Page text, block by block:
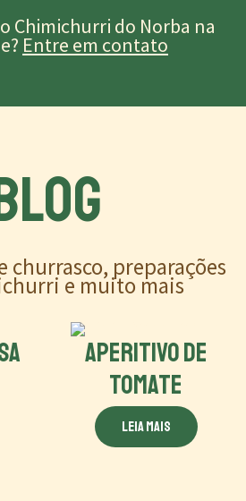
Chimichurri do Norba na
Entre em contato
churrasco, preparações
e muito mais
APERITIVO DE
TOMATE
Leia mais